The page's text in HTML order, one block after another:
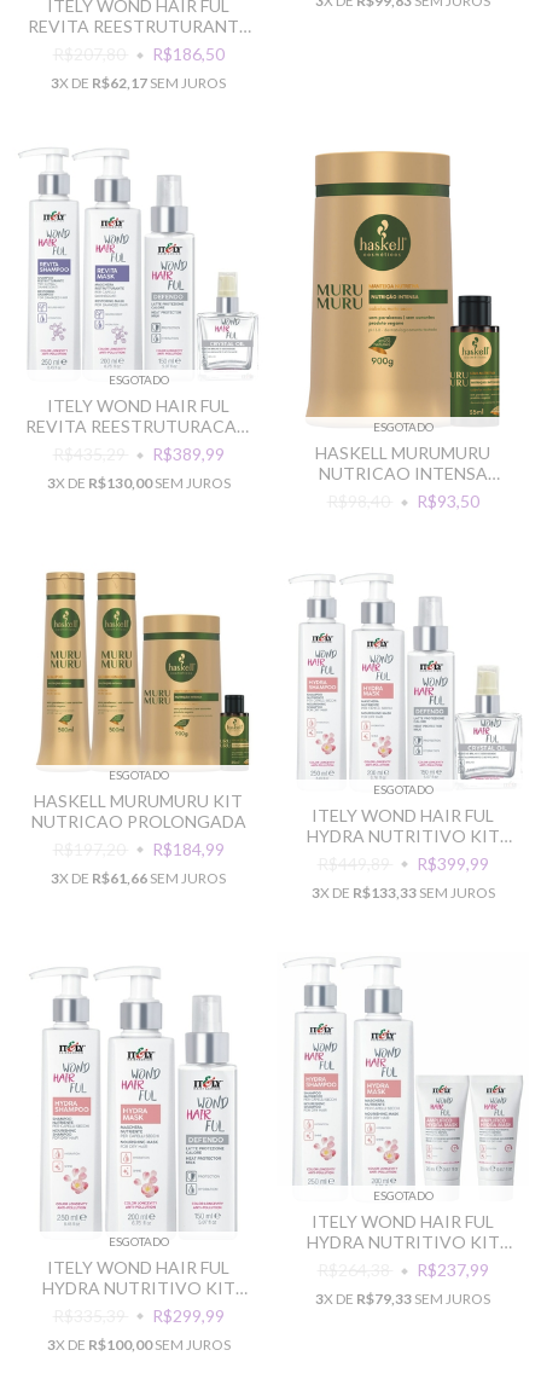
ITELY WOND HAIR FUL
REVITA REESTRUTURANTE
SHAMPOO + MASCARA
R$207,80 R$186,50
3X DE R$62,17 SEM JUROS
ESGOTADO
ITELY WOND HAIR FUL
REVITA REESTRUTURACAO
TOTAL
R$435,29 R$389,99
3X DE R$130,00SEM JUROS
ESGOTADO
HASKELL MURUMURU
NUTRICAO INTENSA
MASCARA SEIVA
R$98,40 R$93,50
ESGOTADO
HASKELL MURUMURU KIT
NUTRICAO PROLONGADA
R$197,20
R$184,99
3X DE R$61,66 SEM JUROS
ESGOTADO
ITELY WOND HAIR FUL
HYDRA NUTRITIVO KIT
RECUPERACAO TOTAL
R$449,89 R$399,99
3X DE R$133,33SEM JUROS
ESGOTADO
ITELY WOND HAIR FUL
HYDRA NUTRITIVO KIT
RECUPERACAO
R$335,39 R$299,99
3X DE R$100,00SEM JUROS
ESGOTADO
ITELY WOND HAIR FUL
HYDRA NUTRITIVO KIT
INTENSIVO
R$264,38 R$237,99
3X DE R$79,33 SEM JUROS